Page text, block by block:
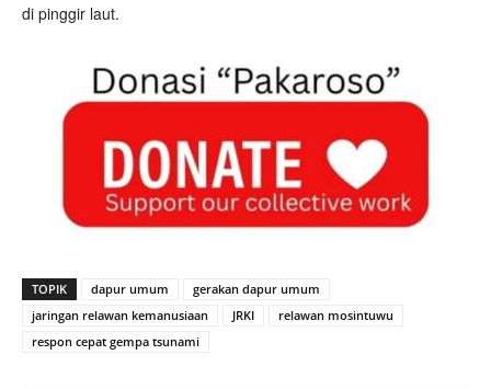
di pinggir laut.
TOPIK dapur umum
gerakan dapur umum
jaringan relawan kemanusiaan
JRKI
relawan mosintuwu
respon cepat gempa tsunami